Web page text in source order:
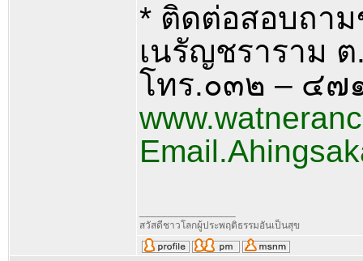
* ติดต่อสอบถา
เนรัญชราราม
โทร.๐๓๒ – ๔๗
สวัสดีชาวโลกผู้ประพฤติธรรมอันเป็นสุข